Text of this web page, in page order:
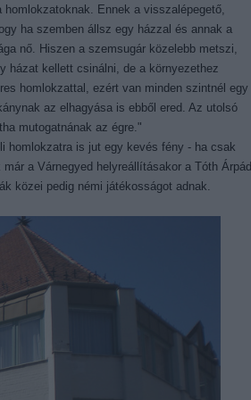
Ennek a visszalépegető,
ha szemben állsz egy házzal és annak a
nő. Hiszen a szemsugár közelebb metszi,
házat kellett csinálni, de a környezethez
homlokzattal, ezért van minden szintnél egy
az elhagyása is ebből ered. Az utolsó
mutogatnának az égre."
homlokzatra is jut egy kevés fény - ha csak
a Várnegyed helyreállításakor a Tóth Árpád
közei pedig némi játékosságot adnak.